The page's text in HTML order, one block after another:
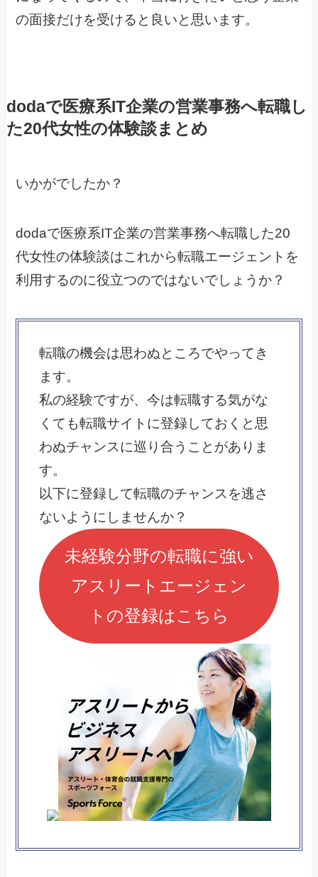
の面接だけを受けると良いと思います。
dodaで医療系IT企業の営業事務へ転職し
た20代女性の体験談まとめ
いかがでしたか？
dodaで医療系IT企業の営業事務へ転職した20
代女性の体験談はこれから転職エージェントを
利用するのに役立つのではないでしょうか？
転職の機会は思わぬところでやってき
ます。
私の経験ですが、今は転職する気がな
くても転職サイトに登録しておくと思
わぬチャンスに巡り合うことがありま
す。
以下に登録して転職のチャンスを逃さ
ないようにしませんか？
未経験分野の転職に強い
アスリートエージェン
トの登録はこちら